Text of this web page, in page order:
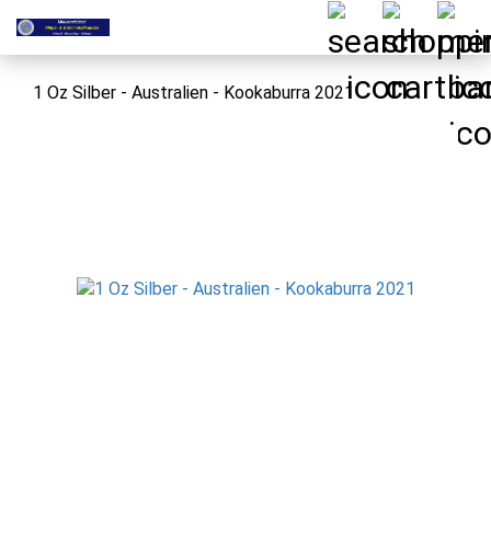
1 Oz Silber - Australien - Kookaburra 2021